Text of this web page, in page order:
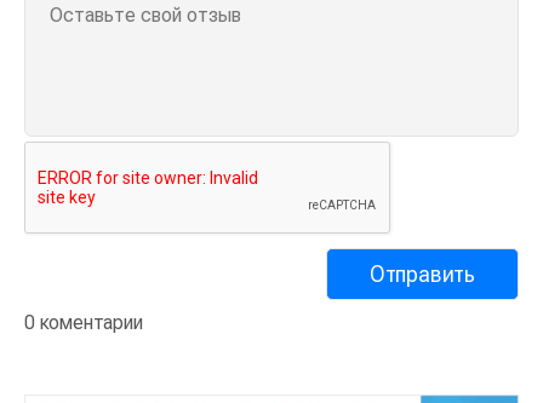
0 коментарии